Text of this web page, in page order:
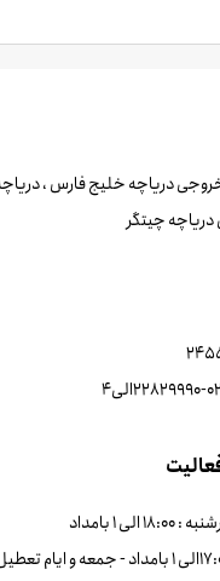
دریاچه خلیج فارس ،
چیتگر
1 بامداد